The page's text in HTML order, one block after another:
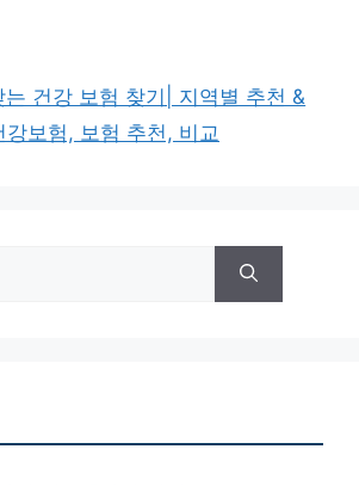
는 건강 보험 찾기| 지역별 추천 &
보험, 보험 추천, 비교